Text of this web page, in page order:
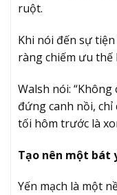
ruột.
Khi nói đến sự
ràng chiếm ưu thế
Walsh nói:
đứng canh nồi,
tối hôm trước là
Tạo nên một bát
Yến mạch là một